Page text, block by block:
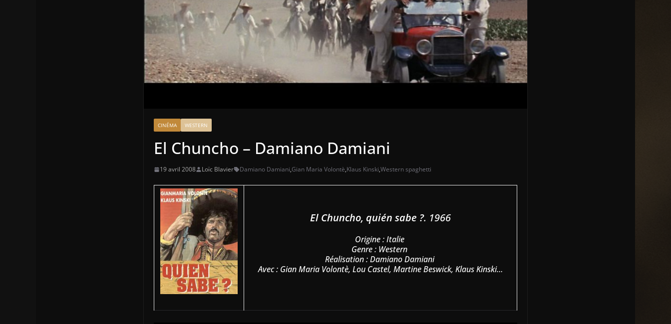
CINÉMA WESTERN
El Chuncho – Damiano Damiani
19 avril 2008 Loïc Blavier Damiano Damiani,Gian Maria Volontè,Klaus Kinski,Western spaghetti
El Chuncho, quién sabe ?. 1966
Origine : Italie
Genre : Western
Réalisation : Damiano Damiani
Avec : Gian Maria Volontè, Lou Castel, Martine Beswick, Klaus Kinski…